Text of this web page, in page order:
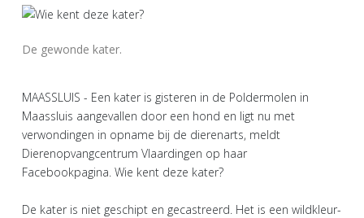
De gewonde kater.
MAASSLUIS - Een kater is gisteren in de Poldermolen in
Maassluis aangevallen door een hond en ligt nu met
verwondingen in opname bij de dierenarts, meldt
Dierenopvangcentrum Vlaardingen op haar
Facebookpagina. Wie kent deze kater?
De kater is niet geschipt en gecastreerd. Het is een wildkleur-